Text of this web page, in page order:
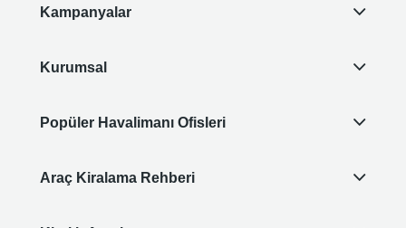
Kampanyalar
Kurumsal
Popüler Havalimanı Ofisleri
Araç Kiralama Rehberi